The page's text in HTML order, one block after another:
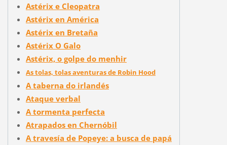
Astérix e Cleopatra
Astérix en América
Astérix en Bretaña
Astérix O Galo
Astérix, o golpe do menhir
As tolas, tolas aventuras de Robin Hood
A taberna do irlandés
Ataque verbal
A tormenta perfecta
Atrapados en Chernóbil
A travesía de Popeye: a busca de papá